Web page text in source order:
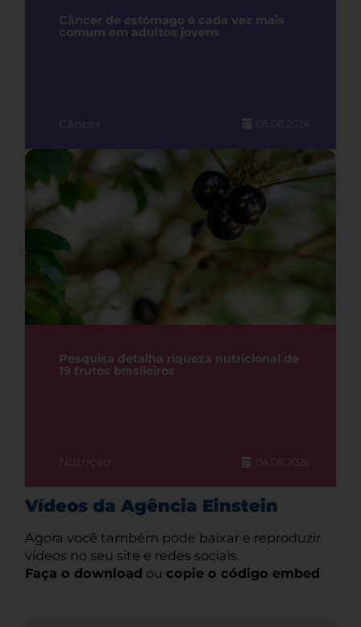
Câncer de estômago é cada vez mais
comum em adultos jovens
Câncer 05.08.2026
Pesquisa detalha riqueza nutricional de
19 frutos brasileiros
Nutrição 04.08.2026
Vídeos da Agência Einstein
Agora você também pode baixar e reproduzir
vídeos no seu site e redes sociais.
Faça o download ou copie o código embed